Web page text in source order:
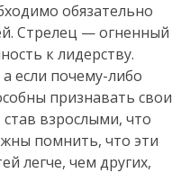
обязательно
Стрелец — огненный
к лидерству.
если почему-либо
признавать свои
взрослыми, что
помнить, что эти
легче, чем других,